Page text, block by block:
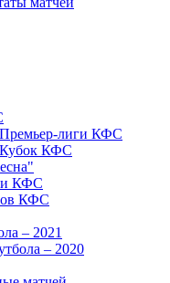
лиги КФС
КФС
КФС
КФС
– 2021
– 2020